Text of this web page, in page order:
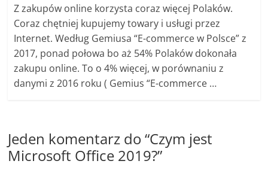
Z zakupów online korzysta coraz więcej Polaków.
Coraz chętniej kupujemy towary i usługi przez
Internet. Według Gemiusa “E-commerce w Polsce” z
2017, ponad połowa bo aż 54% Polaków dokonała
zakupu online. To o 4% więcej, w porównaniu z
danymi z 2016 roku ( Gemius “E-commerce …
Jeden komentarz do “Czym jest
Microsoft Office 2019?”